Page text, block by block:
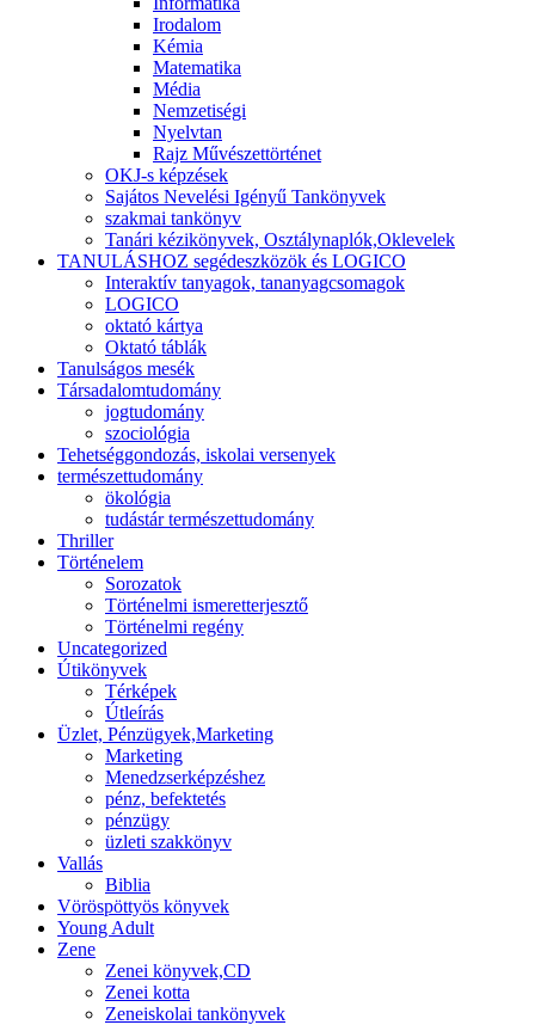
Irodalom
Kémia
Matematika
Média
Nemzetiségi
Nyelvtan
Rajz Művészettörténet
OKJ-s képzések
Sajátos Nevelési Igényű Tankönyvek
szakmai tankönyv
Tanári kézikönyvek, Osztálynaplók,Oklevelek
TANULÁSHOZ segédeszközök és LOGICO
Interaktív tanyagok, tananyagcsomagok
LOGICO
oktató kártya
Oktató táblák
Tanulságos mesék
Társadalomtudomány
jogtudomány
szociológia
Tehetséggondozás, iskolai versenyek
természettudomány
ökológia
tudástár természettudomány
Thriller
Történelem
Sorozatok
Történelmi ismeretterjesztő
Történelmi regény
Uncategorized
Útikönyvek
Térképek
Útleírás
Üzlet, Pénzügyek,Marketing
Marketing
Menedzserképzéshez
pénz, befektetés
pénzügy
üzleti szakkönyv
Vallás
Biblia
Vöröspöttyös könyvek
Young Adult
Zene
Zenei könyvek,CD
Zenei kotta
Zeneiskolai tankönyvek